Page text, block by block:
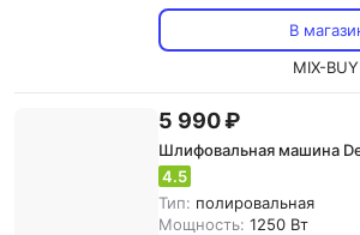
В
MIX-BUY
5 990 ₽
Шлифовальная машина
4.5
Тип: полировальная
Мощность: 1250 Вт